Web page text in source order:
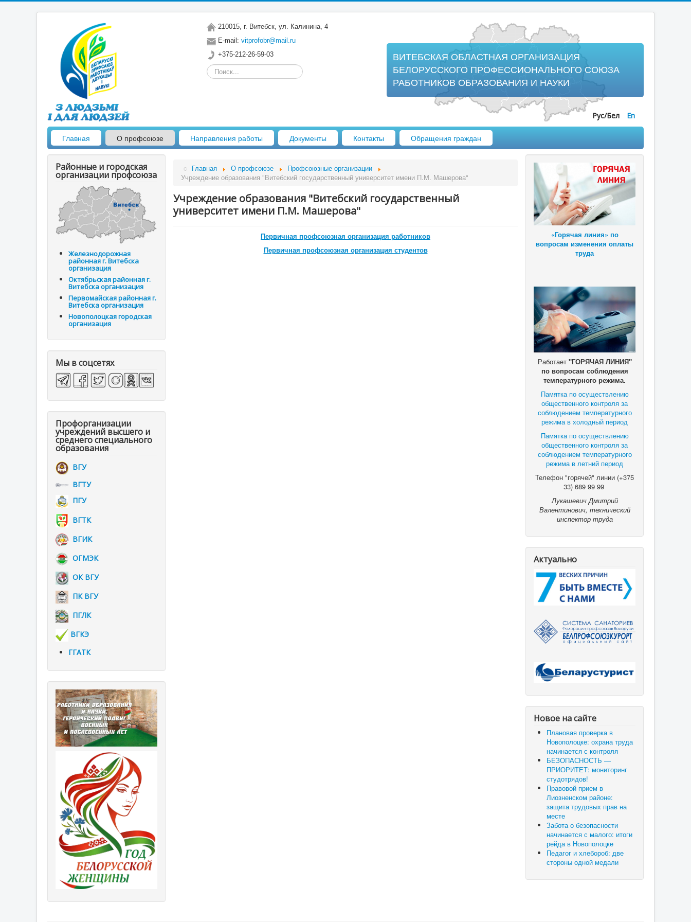
ВИТЕБСКАЯ ОБЛАСТНАЯ ОРГАНИЗАЦИЯ
БЕЛОРУССКОГО ПРОФЕССИОНАЛЬНОГО СОЮЗА
РАБОТНИКОВ ОБРАЗОВАНИЯ И НАУКИ
210015, г. Витебск, ул. Калинина, 4
E-mail: vitprofobr@mail.ru
+375-212-26-59-03
Искать...
Рус/Бел En
Главная О профсоюзе Направления работы Документы Контакты Обращения граждан
Районные и городская
организации профсоюза
Железнодорожная
районная г. Витебска
организация
Октябрьская районная г.
Витебска организация
Первомайская районная г.
Витебска организация
Новополоцкая городская
организация
Мы в соцсетях
Профорганизации
учреждений высшего и
среднего специального
образования
ВГУ
ВГТУ
ПГУ
ВГТК
ВГИК
ОГМЭК
ОК ВГУ
ПК ВГУ
ПГЛК
ВГКЭ
ГГАТК
Главная О профсоюзе
Профсоюзные организации
Учреждение образования "Витебский государственный университет имени П.М. Машерова"
Учреждение образования "Витебский государственный
университет имени П.М. Машерова"
Первичная профсоюзная организация работников
Первичная профсоюзная организация студентов
«Горячая линия» по
вопросам изменения оплаты
труда
Работает "ГОРЯЧАЯ ЛИНИЯ"
по вопросам соблюдения
температурного режима.
Памятка по осуществлению
общественного контроля за
соблюдением температурного
режима в холодный период
Памятка по осуществлению
общественного контроля за
соблюдением температурного
режима в летний период
Телефон "горячей" линии (+375
33) 689 99 99
Лукашевич Дмитрий
Валентинович, технический
инспектор труда
Актуально
Новое на сайте
Плановая проверка в
Новополоцке: охрана труда
начинается с контроля
БЕЗОПАСНОСТЬ —
ПРИОРИТЕТ: мониторинг
студотрядов!
Правовой прием в
Лиозненском районе:
защита трудовых прав на
месте
Забота о безопасности
начинается с малого: итоги
рейда в Новополоцке
Педагог и хлебороб: две
стороны одной медали